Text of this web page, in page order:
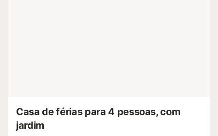
Casa de férias para 4 pessoas, com
jardim